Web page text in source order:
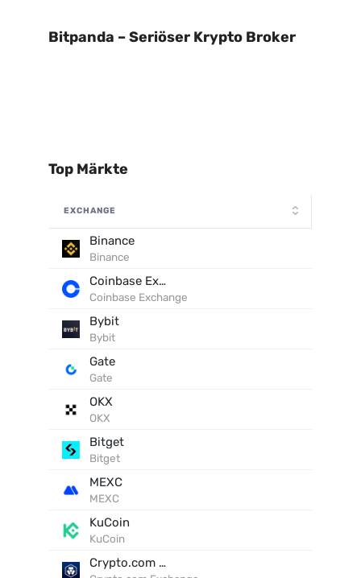
Bitpanda – Seriöser Krypto Broker
Top Märkte
EXCHANGE
Binance
Binance
Coinbase Exchange
Coinbase Exchange
Bybit
Bybit
Gate
Gate
OKX
OKX
Bitget
Bitget
MEXC
MEXC
KuCoin
KuCoin
Crypto.com Exchange